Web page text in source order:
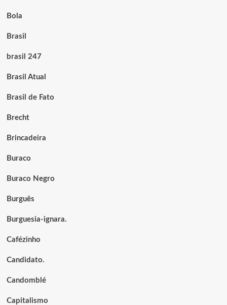
Bola
Brasil
brasil 247
Brasil Atual
Brasil de Fato
Brecht
Brincadeira
Buraco
Buraco Negro
Burguês
Burguesia-ignara.
Cafézinho
Candidato.
Candomblé
Capitalismo